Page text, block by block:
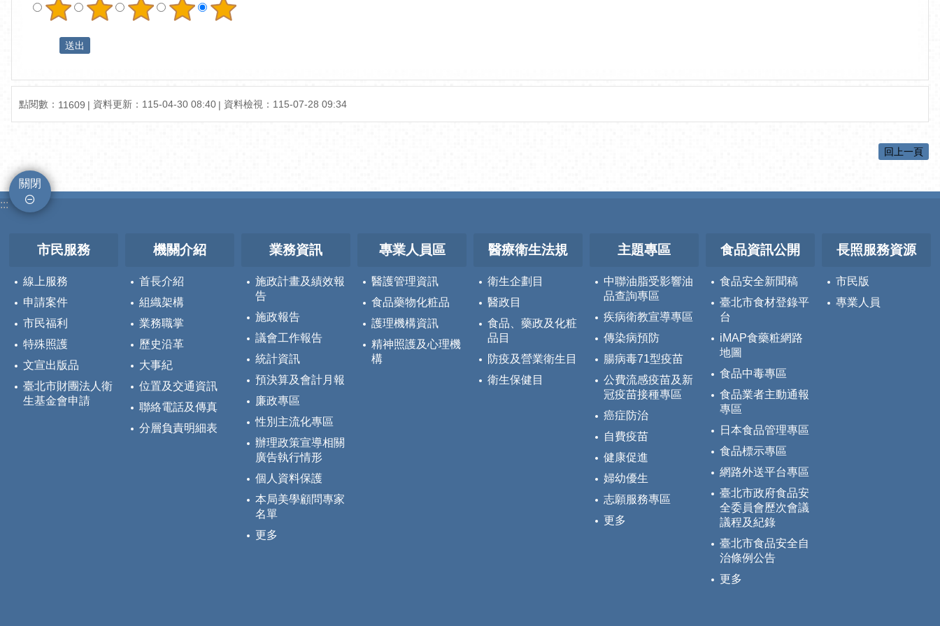
點閱數： 11609 資料更新： 115-04-30 08:40 資料檢視： 115-07-28 09:34
回上一頁
關閉
:::
市民服務
線上服務
申請案件
市民福利
特殊照護
文宣出版品
臺北市財團法人衛
生基金會申請
機關介紹
首長介紹
組織架構
業務職掌
歷史沿革
大事紀
位置及交通資訊
聯絡電話及傳真
分層負責明細表
業務資訊
施政計畫及績效報
告
施政報告
議會工作報告
統計資訊
預決算及會計月報
廉政專區
性別主流化專區
辦理政策宣導相關
廣告執行情形
個人資料保護
本局美學顧問專家
名單
更多
專業人員區
醫護管理資訊
食品藥物化粧品
護理機構資訊
精神照護及心理機
構
醫療衛生法規
衛生企劃目
醫政目
食品、藥政及化粧
品目
防疫及營業衛生目
衛生保健目
主題專區
中聯油脂受影響油
品查詢專區
疾病衛教宣導專區
傳染病預防
腸病毒71型疫苗
公費流感疫苗及新
冠疫苗接種專區
癌症防治
自費疫苗
健康促進
婦幼優生
志願服務專區
更多
食品資訊公開
食品安全新聞稿
臺北市食材登錄平
台
iMAP食藥粧網路
地圖
食品中毒專區
食品業者主動通報
專區
日本食品管理專區
食品標示專區
網路外送平台專區
臺北市政府食品安
全委員會歷次會議
議程及紀錄
臺北市食品安全自
治條例公告
更多
長照服務資源
市民版
專業人員